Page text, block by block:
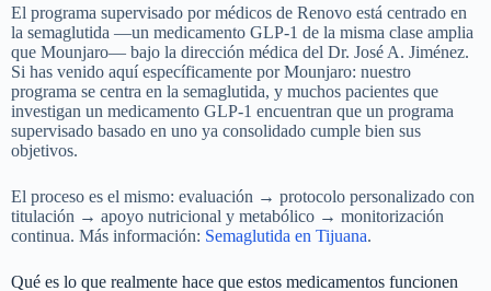
garantizar que cualquier tratamiento que brindemos sea en el mejor
interés de nuestros pacientes. Si nuestros profesionales médicos
determinan que Mounjaro puede hacer más daño que bien en sus
circunstancias específicas, discutirán opciones alternativas para
ayudarlo a lograr sus objetivos de salud y pérdida de peso de
manera segura.
Cómo aborda Renovo la pérdida de peso médica
El programa supervisado por médicos de Renovo está centrado en
la semaglutida —un medicamento GLP-1 de la misma clase amplia
que Mounjaro— bajo la dirección médica del Dr. José A. Jiménez.
programa se centra en la semaglutida, y muchos pacientes que